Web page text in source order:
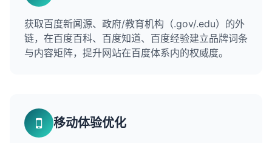
获取百度新闻源、政府/教育机构（.gov/.edu）的外
链，在百度百科、百度知道、百度经验建立品牌词条
与内容矩阵，提升网站在百度体系内的权威度。
移动体验优化